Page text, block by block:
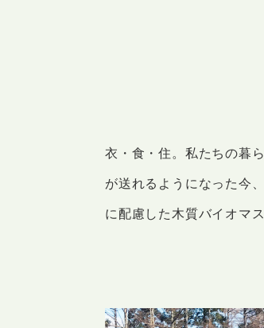
衣・食・住。私たちの暮
が送れるようになった今
に配慮した木質バイオマ